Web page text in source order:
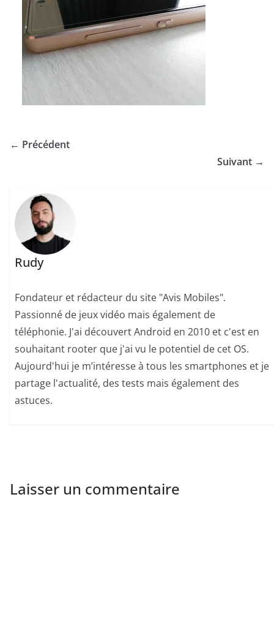
← Précédent
Suivant →
Rudy
Fondateur et rédacteur du site "Avis Mobiles".
Passionné de jeux vidéo mais également de
téléphonie. J'ai découvert Android en 2010 et c'est en
souhaitant rooter que j'ai vu le potentiel de cet OS.
Aujourd'hui je m’intéresse à tous les smartphones et je
partage l'actualité, des tests mais également des
astuces.
Laisser un commentaire